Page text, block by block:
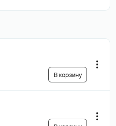
В корзину